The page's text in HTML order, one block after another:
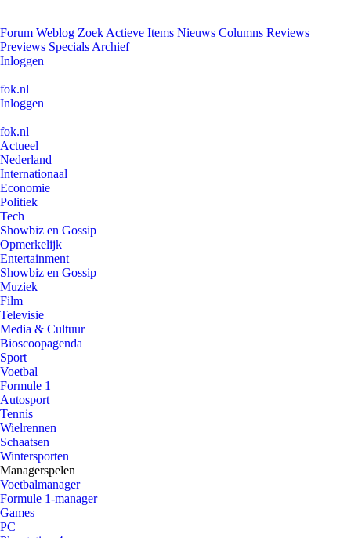
Forum Weblog Zoek Actieve Items Nieuws Columns Reviews
Previews Specials Archief
Inloggen
fok.nl
Inloggen
fok.nl
Actueel
Nederland
Internationaal
Economie
Politiek
Tech
Showbiz en Gossip
Opmerkelijk
Entertainment
Showbiz en Gossip
Muziek
Film
Televisie
Media & Cultuur
Bioscoopagenda
Sport
Voetbal
Formule 1
Autosport
Tennis
Wielrennen
Schaatsen
Wintersporten
Managerspelen
Voetbalmanager
Formule 1-manager
Games
PC